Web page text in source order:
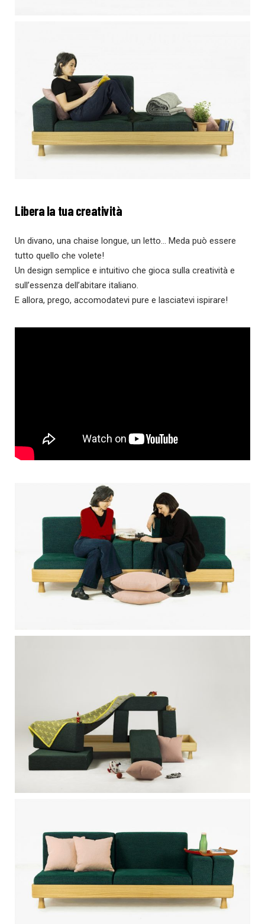
Libera la tua creatività
Un divano, una chaise longue, un letto… Meda può essere
tutto quello che volete!
Un design semplice e intuitivo che gioca sulla creatività e
sull’essenza dell’abitare italiano.
E allora, prego, accomodatevi pure e lasciatevi ispirare!